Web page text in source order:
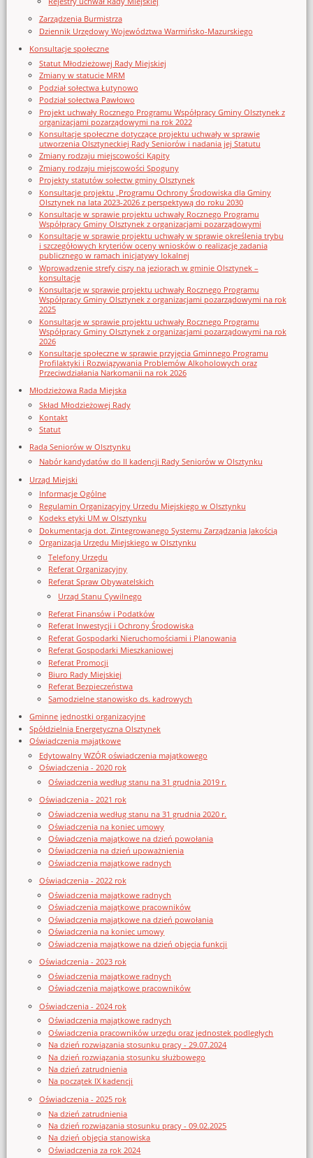
Zarządzenia Burmistrza
Dziennik Urzędowy Województwa Warmińsko-Mazurskiego
Konsultacje społeczne
Statut Młodzieżowej Rady Miejskiej
Zmiany w statucie MRM
Podział sołectwa Łutynowo
Podział sołectwa Pawłowo
Projekt uchwały Rocznego Programu Współpracy Gminy Olsztynek z
organizacjami pozarządowymi na rok 2022
Konsultacje społeczne dotyczące projektu uchwały w sprawie
utworzenia Olsztyneckiej Rady Seniorów i nadania jej Statutu
Zmiany rodzaju miejscowości Kąpity
Zmiany rodzaju miejscowości Spoguny
Projekty statutów sołectw gminy Olsztynek
Konsultacje projektu „Programu Ochrony Środowiska dla Gminy
Olsztynek na lata 2023-2026 z perspektywą do roku 2030
Konsultacje w sprawie projektu uchwały Rocznego Programu
Współpracy Gminy Olsztynek z organizacjami pozarządowymi
Konsultacje w sprawie projektu uchwały w sprawie określenia trybu
i szczegółowych kryteriów oceny wniosków o realizację zadania
publicznego w ramach inicjatywy lokalnej
Wprowadzenie strefy ciszy na jeziorach w gminie Olsztynek –
konsultacje
Konsultacje w sprawie projektu uchwały Rocznego Programu
Współpracy Gminy Olsztynek z organizacjami pozarządowymi na rok
2025
Konsultacje w sprawie projektu uchwały Rocznego Programu
Współpracy Gminy Olsztynek z organizacjami pozarządowymi na rok
2026
Konsultacje społeczne w sprawie przyjęcia Gminnego Programu
Profilaktyki i Rozwiązywania Problemów Alkoholowych oraz
Przeciwdziałania Narkomanii na rok 2026
Młodzieżowa Rada Miejska
Skład Młodzieżowej Rady
Kontakt
Statut
Rada Seniorów w Olsztynku
Nabór kandydatów do II kadencji Rady Seniorów w Olsztynku
Urząd Miejski
Informacje Ogólne
Regulamin Organizacyjny Urzedu Miejskiego w Olsztynku
Kodeks etyki UM w Olsztynku
Dokumentacja dot. Zintegrowanego Systemu Zarządzania Jakością
Organizacja Urzędu Miejskiego w Olsztynku
Telefony Urzędu
Referat Organizacyjny
Referat Spraw Obywatelskich
Urząd Stanu Cywilnego
Referat Finansów i Podatków
Referat Inwestycji i Ochrony Środowiska
Referat Gospodarki Nieruchomościami i Planowania
Referat Gospodarki Mieszkaniowej
Referat Promocji
Biuro Rady Miejskiej
Referat Bezpieczeństwa
Samodzielne stanowisko ds. kadrowych
Gminne jednostki organizacyjne
Spółdzielnia Energetyczna Olsztynek
Oświadczenia majątkowe
Edytowalny WZÓR oświadczenia majątkowego
Oświadczenia - 2020 rok
Oświadczenia według stanu na 31 grudnia 2019 r.
Oświadczenia - 2021 rok
Oświadczenia według stanu na 31 grudnia 2020 r.
Oświadczenia na koniec umowy
Oświadczenia majątkowe na dzień powołania
Oświadczenia na dzień upoważnienia
Oświadczenia majątkowe radnych
Oświadczenia - 2022 rok
Oświadczenia majątkowe radnych
Oświadczenia majątkowe pracowników
Oświadczenia majątkowe na dzień powołania
Oświadczenia na koniec umowy
Oświadczenia majątkowe na dzień objęcia funkcji
Oświadczenia - 2023 rok
Oświadczenia majątkowe radnych
Oświadczenia majątkowe pracowników
Oświadczenia - 2024 rok
Oświadczenia majątkowe radnych
Oświadczenia pracowników urzędu oraz jednostek podległych
Na dzień rozwiązania stosunku pracy - 29.07.2024
Na dzień rozwiązania stosunku służbowego
Na dzień zatrudnienia
Na początek IX kadencji
Oświadczenia - 2025 rok
Na dzień zatrudnienia
Na dzień rozwiązania stosunku pracy - 09.02.2025
Na dzień objęcia stanowiska
Oświadczenia za rok 2024